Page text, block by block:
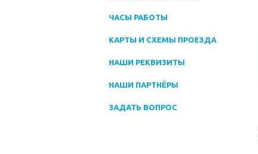
ЧАСЫ РАБОТЫ
КАРТЫ И СХЕМЫ ПРОЕЗДА
НАШИ РЕКВИЗИТЫ
НАШИ ПАРТНЁРЫ
ЗАДАТЬ ВОПРОС